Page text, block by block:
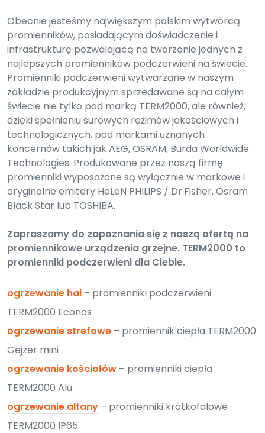
Obecnie jesteśmy największym polskim wytwórcą
promienników, posiadającym doświadczenie i
infrastrukturę pozwalającą na tworzenie jednych z
najlepszych promienników podczerwieni na świecie.
Promienniki podczerwieni wytwarzane w naszym
zakładzie produkcyjnym sprzedawane są na całym
świecie nie tylko pod marką TERM2000, ale również,
dzięki spełnieniu surowych reżimów jakościowych i
technologicznych, pod markami uznanych
koncernów takich jak AEG, OSRAM, Burda Worldwide
Technologies. Produkowane przez naszą firmę
promienniki wyposażone są wyłącznie w markowe i
oryginalne emitery HeLeN PHILIPS / Dr.Fisher, Osram
Black Star lub TOSHIBA.
Zapraszamy do zapoznania się z naszą ofertą na
promiennikowe urządzenia grzejne. TERM2000 to
promienniki podczerwieni dla Ciebie.
ogrzewanie hal – promienniki podczerwieni
TERM2000 Econos
ogrzewanie strefowe – promiennik ciepła TERM2000
Gejzer mini
ogrzewanie kościołów – promienniki ciepła
TERM2000 Alu
ogrzewanie altany – promienniki krótkofalowe
TERM2000 IP65